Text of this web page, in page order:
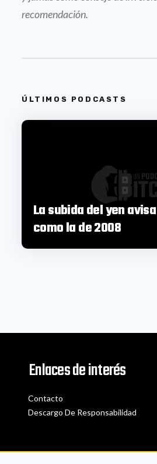
recomendación.
ÚLTIMOS PODCASTS
La subida del yen
como la de 2008
Enlaces de interés
Contacto
Descargo De Responsabilidad